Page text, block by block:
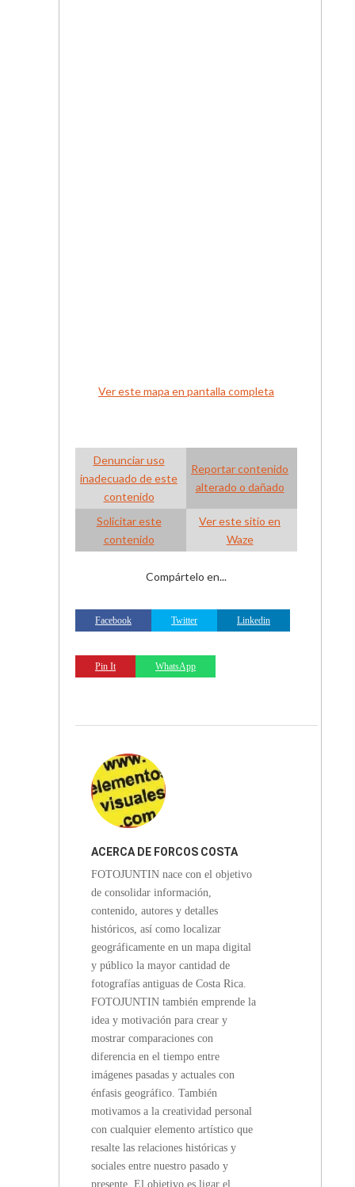
Ver este mapa en pantalla completa
Denunciar uso
inadecuado de este
contenido
Reportar contenido
alterado o dañado
Solicitar este
contenido
Ver este sitio en
Waze
Compártelo en...
Facebook Twitter Linkedin
Pin It WhatsApp
ACERCA DE FORCOS COSTA
RICA
FOTOJUNTIN nace con el objetivo
de consolidar información,
contenido, autores y detalles
históricos, así como localizar
geográficamente en un mapa digital
y público la mayor cantidad de
fotografías antiguas de Costa Rica.
FOTOJUNTIN también emprende la
idea y motivación para crear y
mostrar comparaciones con
diferencia en el tiempo entre
imágenes pasadas y actuales con
énfasis geográfico. También
motivamos a la creatividad personal
con cualquier elemento artístico que
resalte las relaciones históricas y
sociales entre nuestro pasado y
presente. El objetivo es ligar el